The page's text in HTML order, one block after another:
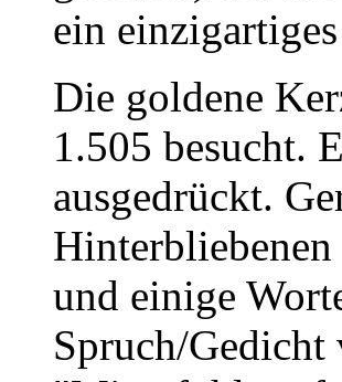
ein
Die goldene
1.505 besucht.
ausgedrückt.
und einige
Spruch/